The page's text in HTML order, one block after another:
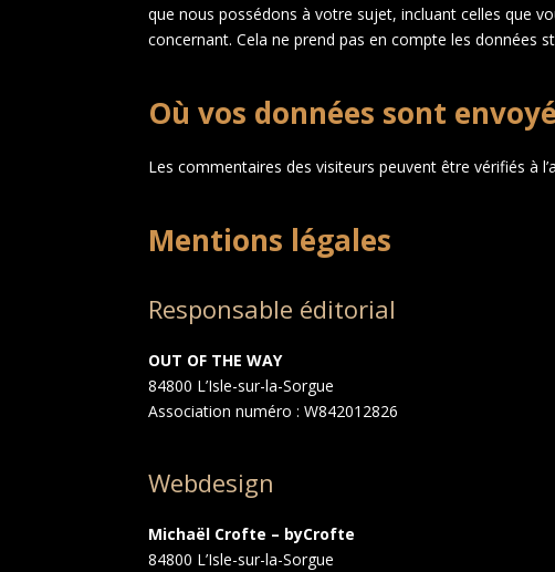
que nous possédons à votre sujet, incluant celles que
concernant. Cela ne prend pas en compte les données
Où vos données sont
Les commentaires des visiteurs peuvent être vérifiés à
Mentions légales
Responsable éditorial
OUT OF THE WAY
84800 L’Isle-sur-la-Sorgue
Association numéro : W842012826
Webdesign
Michaël Crofte – byCrofte
84800 L’Isle-sur-la-Sorgue